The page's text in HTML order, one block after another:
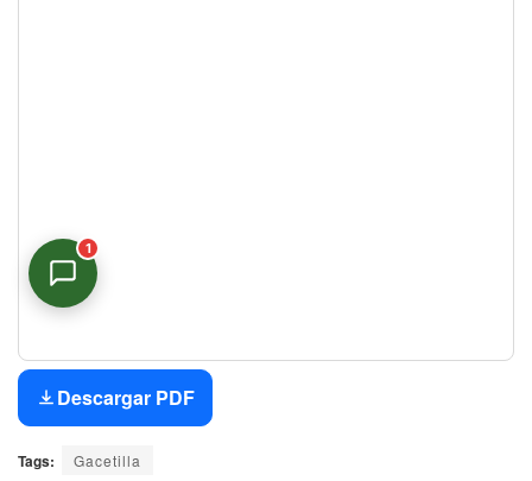
Descargar PDF
Tags: Gacetilla
1
Asistente Virtual
En línea